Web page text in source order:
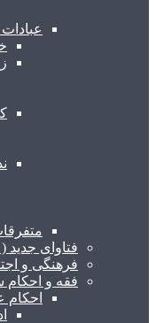
فتاوای جدید
فرهنگی و
فقه و احکام